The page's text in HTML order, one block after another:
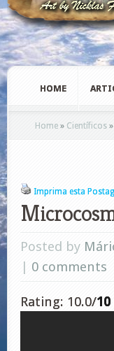
HOME
Home » Científicos »
Imprima esta
Posted by
| 0 comments
Rating: 10.0/10